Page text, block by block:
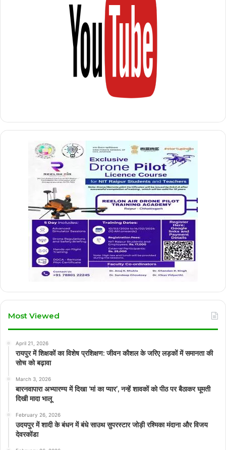
Most Viewed
April 21, 2026
रायपुर में शिक्षकों का विशेष प्रशिक्षण: जीवन कौशल के जरिए लड़कों में समानता की
सोच को बढ़ावा
March 3, 2026
बारनवापारा अभ्यारण्य में दिखा ‘मां का प्यार’, नन्हें शावकों को पीठ पर बैठाकर घूमती
दिखी मादा भालू
February 26, 2026
उदयपुर में शादी के बंधन में बंधे साउथ सुपरस्टार जोड़ी रश्मिका मंदाना और विजय
देवरकोंडा